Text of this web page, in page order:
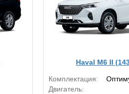
Haval M6 II
Комплектация:
Двигатель: